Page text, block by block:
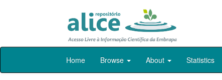
Skip
Home Browse About Statistics